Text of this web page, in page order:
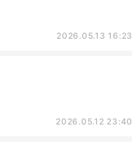
2026.05.13 16:23
2026.05.12 23:40